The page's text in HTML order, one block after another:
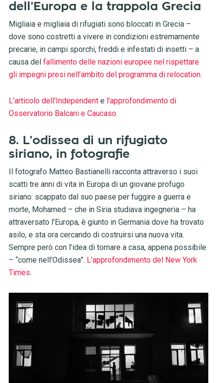
dell’Europa e la trappola Grecia
Migliaia e migliaia di rifugiati sono bloccati in Grecia –
dove sono costretti a vivere in condizioni estremamente
precarie, in campi sporchi, freddi e infestati di insetti – a
causa del fallimento delle nazioni europee nel rispettare
gli impegni presi nell’ambito del programma di relocation.
L’articolo dell’Independente l’approfondimento di
Osservatorio Balcani e Caucaso.
8. L’odissea di un rifugiato
siriano, in fotografie
Il fotografo Matteo Bastianelli racconta attraverso i suoi
scatti tre anni di vita in Europa di un giovane profugo
siriano: scappato dal suo paese per fuggire a guerra e
morte, Mohamed – che in Siria studiava ingegneria – ha
attraversato l’Europa, è giunto in Germania dove ha trovato
asilo, e sta ora cercando di costruirsi una nuova vita.
Sempre però con l’idea di tornare a casa, appena possibile
– “come nell’Odissea”. L’approfondimento del New York
Times.